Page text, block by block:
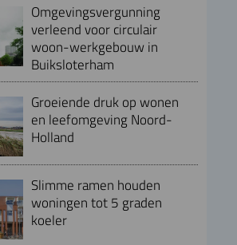
Omgevingsvergunning
verleend voor circulair
woon-werkgebouw in
Buiksloterham
Groeiende druk op wonen
en leefomgeving Noord-
Holland
Slimme ramen houden
woningen tot 5 graden
koeler